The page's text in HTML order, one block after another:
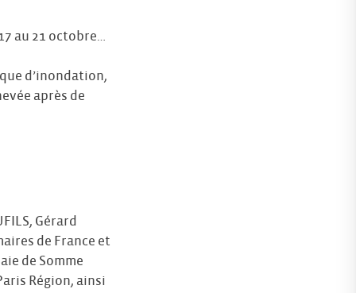
au 21 octobre…
d’inondation,
après de
Gérard
de France et
de Somme
Région, ainsi